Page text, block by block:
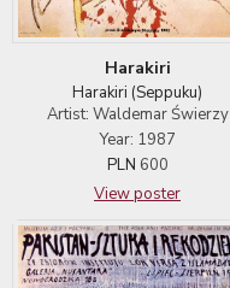
Harakiri
Harakiri (Seppuku)
Artist: Waldemar Świerzy
Year: 1987
PLN 600
View poster